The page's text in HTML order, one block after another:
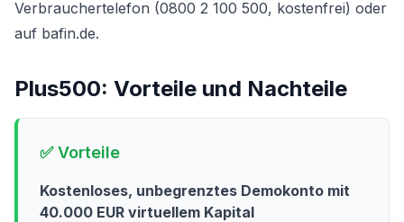
Verbrauchertelefon (0800 2 100 500, kostenfrei) oder
auf bafin.de.
Plus500: Vorteile und Nachteile
✅ Vorteile
Kostenloses, unbegrenztes Demokonto mit
40.000 EUR virtuellem Kapital